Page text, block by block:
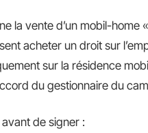
la vente d’un mobil-home
acheter un droit sur
sur la résidence
du gestionnaire du
de signer :